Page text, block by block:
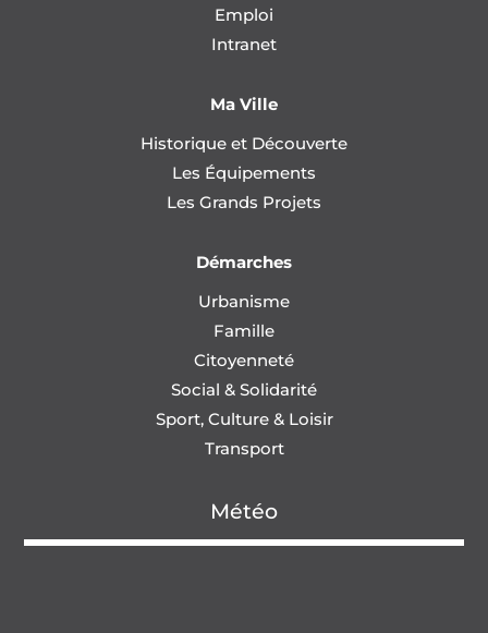
Emploi
Intranet
Ma Ville
Historique et Découverte
Les Équipements
Les Grands Projets
Démarches
Urbanisme
Famille
Citoyenneté
Social & Solidarité
Sport, Culture & Loisir
Transport
Météo